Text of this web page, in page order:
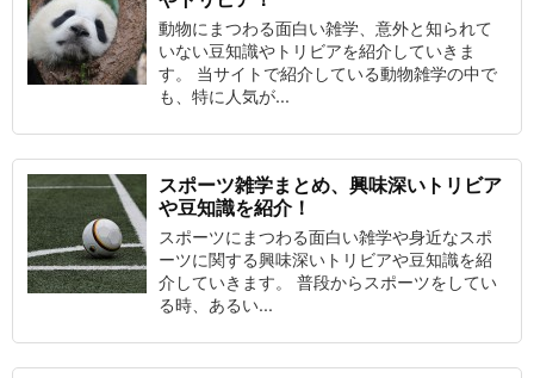
動物にまつわる面白い雑学、意外と知られて
いない豆知識やトリビアを紹介していきま
す。 当サイトで紹介している動物雑学の中で
も、特に人気が...
スポーツ雑学まとめ、興味深いトリビア
や豆知識を紹介！
スポーツにまつわる面白い雑学や身近なスポ
ーツに関する興味深いトリビアや豆知識を紹
介していきます。 普段からスポーツをしてい
る時、あるい...